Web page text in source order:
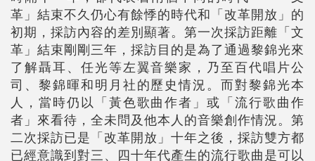
革」結束不久仍心有餘悸的時代和「改革開放」的
初期，採訪內容的差別顯著。第一次採訪距離「文
革」結束剛剛三年，採訪目的是為了通過黎錦光來
了解聶耳、任光等左翼音樂家，乃至百代唱片公
司、黎錦暉和明月社的歷史情況。而對黎錦光本
人，當時仍以「黃色歌曲作者」或「流行歌曲作
者」來看待，全未問及他本人的音樂創作情況。第
二次採訪已是「改革開放」十年之後，採訪雙方都
已經意識到對三、四十年代產生的流行歌曲是可以